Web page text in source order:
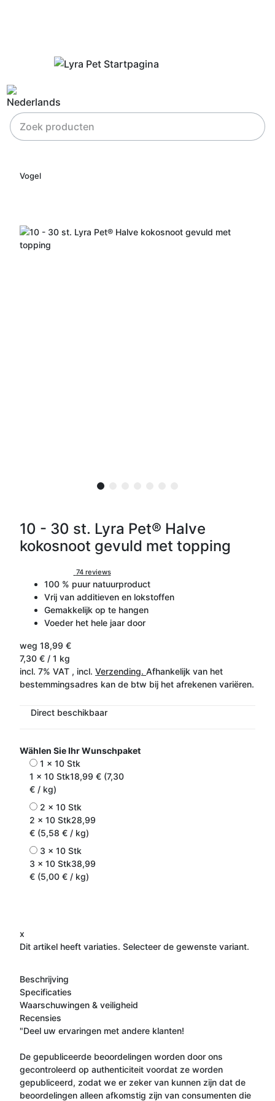
Vogel
10 - 30 st. Lyra Pet® Halve
kokosnoot gevuld met topping
74 reviews
100 % puur natuurproduct
Vrij van additieven en lokstoffen
Gemakkelijk op te hangen
Voeder het hele jaar door
weg 18,99 €
7,30 € / 1 kg
incl. 7% VAT , incl. Verzending. Afhankelijk van het
bestemmingsadres kan de btw bij het afrekenen variëren.
Direct beschikbaar
Wählen Sie Ihr Wunschpaket
1 x 10 Stk
1 x 10 Stk18,99 € (7,30
€ / kg)
2 x 10 Stk
2 x 10 Stk28,99
€ (5,58 € / kg)
3 x 10 Stk
3 x 10 Stk38,99
€ (5,00 € / kg)
x
Dit artikel heeft variaties. Selecteer de gewenste variant.
Beschrijving
Specificaties
Waarschuwingen & veiligheid
Recensies
"Deel uw ervaringen met andere klanten!
De gepubliceerde beoordelingen worden door ons
gecontroleerd op authenticiteit voordat ze worden
gepubliceerd, zodat we er zeker van kunnen zijn dat de
beoordelingen alleen afkomstig zijn van consumenten die